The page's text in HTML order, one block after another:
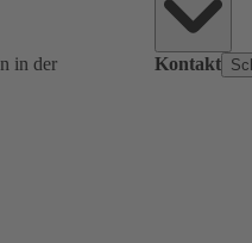
in der
Kontakt